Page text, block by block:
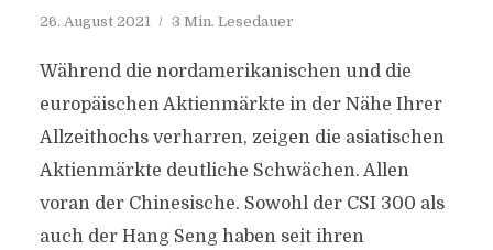
26. August 2021 3 Min. Lesedauer
Während die nordamerikanischen und die
europäischen Aktienmärkte in der Nähe Ihrer
Allzeithochs verharren, zeigen die asiatischen
Aktienmärkte deutliche Schwächen. Allen
voran der Chinesische. Sowohl der CSI 300 als
auch der Hang Seng haben seit ihren